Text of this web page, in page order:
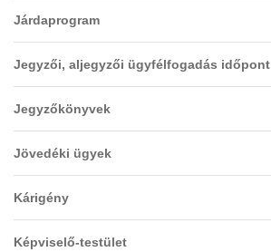
Járdaprogram
Jegyzői, aljegyzői ügyfélfogadás időpont
Jegyzőkönyvek
Jövedéki ügyek
Kárigény
Képviselő-testület